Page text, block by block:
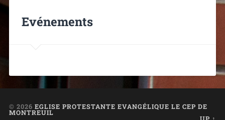
Evénements
© 2026 EGLISE PROTESTANTE EVANGÉLIQUE LE CEP DE
MONTREUIL
UP ↑